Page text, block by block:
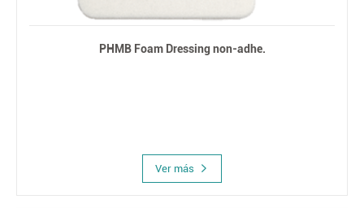
PHMB Foam Dressing non-adhe.
Ver más